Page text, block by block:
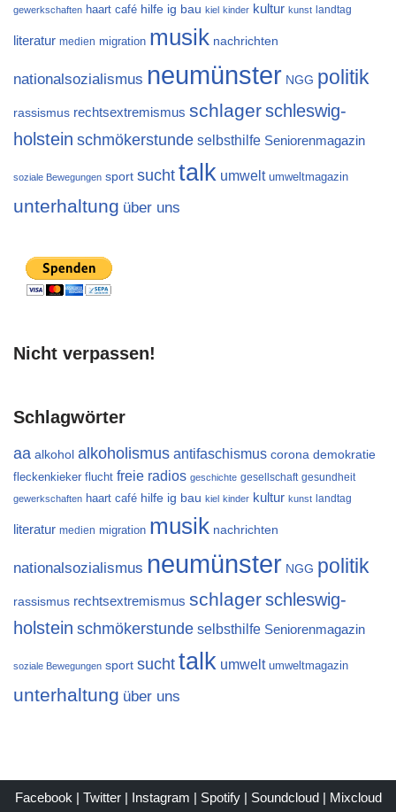
gewerkschaften haart café hilfe ig bau kiel kinder kultur kunst landtag
literatur medien migration musik nachrichten
nationalsozialismus neumünster NGG politik
rassismus rechtsextremismus schlagerschleswig-
holstein schmökerstunde selbsthilfe Seniorenmagazin
soziale Bewegungen sport suchttalk umwelt umweltmagazin
unterhaltung über uns
Nicht verpassen!
Schlagwörter
aa alkohol alkoholismus antifaschismus corona demokratie
fleckenkieker flucht freie radios geschichte gesellschaft gesundheit
gewerkschaften haart café hilfe ig bau kiel kinder kultur kunst landtag
literatur medien migration musik nachrichten
nationalsozialismus neumünster NGG politik
rassismus rechtsextremismus schlagerschleswig-
holstein schmökerstunde selbsthilfe Seniorenmagazin
soziale Bewegungen sport suchttalk umwelt umweltmagazin
unterhaltung über uns
Facebook | Twitter| Instagram | Spotify| Soundcloud| Mixcloud